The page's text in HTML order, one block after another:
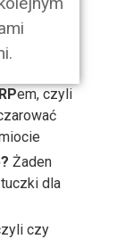
em, czyli
Żaden
dla
czy